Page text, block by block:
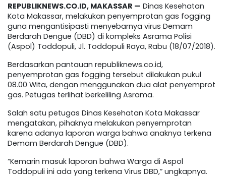
REPUBLIKNEWS.CO.ID, MAKASSAR — Dinas Kesehatan
Kota Makassar, melakukan penyemprotan gas fogging
guna mengantisipasti menyebarnya virus Demam
Berdarah Dengue (DBD) di kompleks Asrama Polisi
(Aspol) Toddopuli, Jl. Toddopuli Raya, Rabu (18/07/2018).
Berdasarkan pantauan republiknews.co.id,
penyemprotan gas fogging tersebut dilakukan pukul
08.00 Wita, dengan menggunakan dua alat penyemprot
gas. Petugas terlihat berkeliling Asrama.
Salah satu petugas Dinas Kesehatan Kota Makassar
mengatakan, pihaknya melakukan penyemprotan
karena adanya laporan warga bahwa anaknya terkena
Demam Berdarah Dengue (DBD).
“Kemarin masuk laporan bahwa Warga di Aspol
Toddopuli ini ada yang terkena Virus DBD,” ungkapnya.